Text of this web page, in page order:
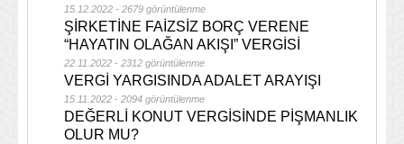
15.12.2022 - 2679 görüntülenme
ŞİRKETİNE FAİZSİZ BORÇ VERENE
“HAYATIN OLAĞAN AKIŞI” VERGİSİ
22.11.2022 - 2312 görüntülenme
VERGİ YARGISINDA ADALET ARAYIŞI
15.11.2022 - 2094 görüntülenme
DEĞERLİ KONUT VERGİSİNDE PİŞMANLIK
OLUR MU?